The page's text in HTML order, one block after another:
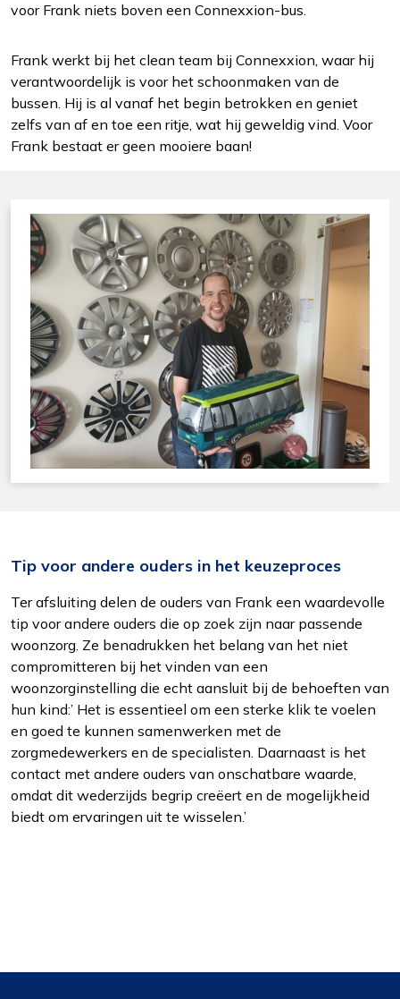
voor Frank niets boven een Connexxion-bus.
Frank werkt bij het clean team bij Connexxion, waar hij
verantwoordelijk is voor het schoonmaken van de
bussen. Hij is al vanaf het begin betrokken en geniet
zelfs van af en toe een ritje, wat hij geweldig vind. Voor
Frank bestaat er geen mooiere baan!
Tip voor andere ouders in het keuzeproces
Ter afsluiting delen de ouders van Frank een waardevolle
tip voor andere ouders die op zoek zijn naar passende
woonzorg. Ze benadrukken het belang van het niet
compromitteren bij het vinden van een
woonzorginstelling die echt aansluit bij de behoeften van
hun kind:’ Het is essentieel om een sterke klik te voelen
en goed te kunnen samenwerken met de
zorgmedewerkers en de specialisten. Daarnaast is het
contact met andere ouders van onschatbare waarde,
omdat dit wederzijds begrip creëert en de mogelijkheid
biedt om ervaringen uit te wisselen.’